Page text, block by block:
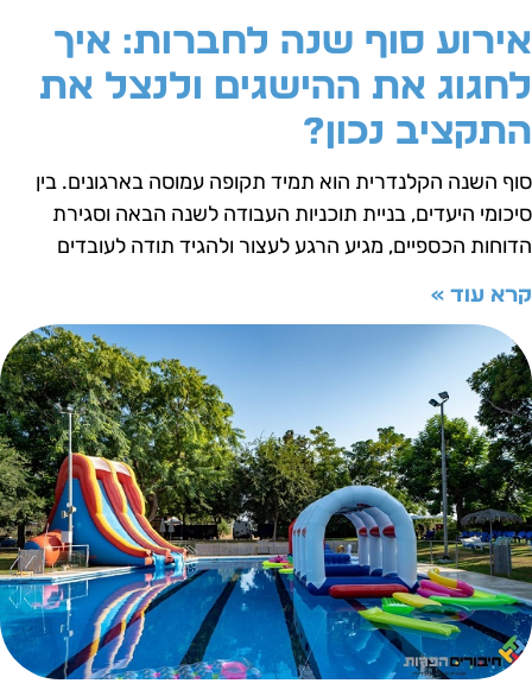
סוף שנה לחברות: איך
את ההישגים ולנצל את
נכון?
השנה הקלנדרית הוא תמיד תקופה עמוסה בארגונים. בין
היעדים, בניית תוכניות העבודה לשנה הבאה וסגירת
הכספיים, מגיע הרגע לעצור ולהגיד תודה לעובדים
עוד »